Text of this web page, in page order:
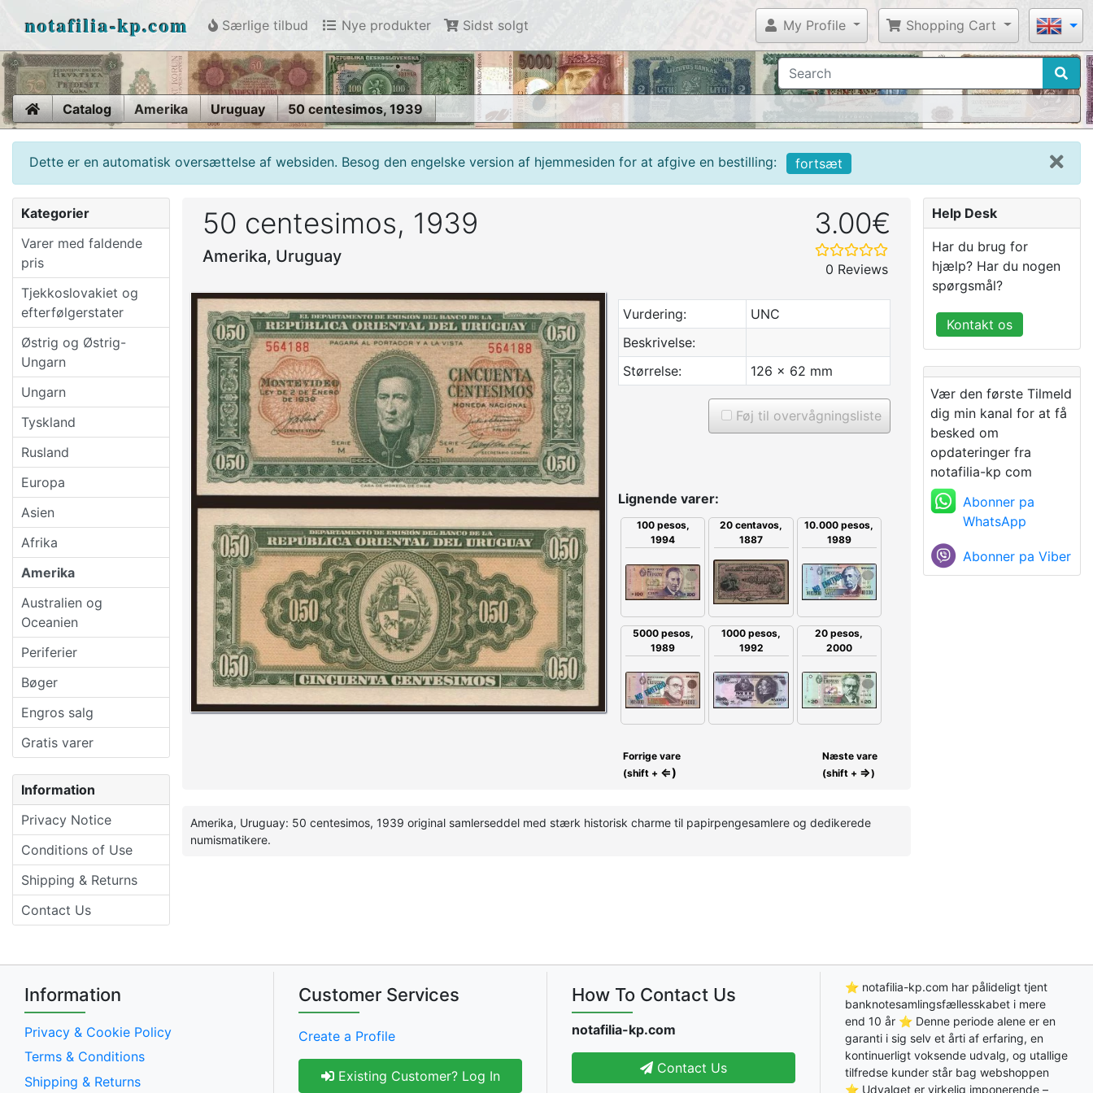
notafilia-kp.com Særlige tilbud Nye produkter Sidst solgt My Profile Shopping Cart
HomeCatalog Amerika Uruguay 50 centesimos, 1939
Dette er en automatisk oversættelse af websiden. Besog den engelske version af hjemmesiden for at afgive en bestilling: fortsæt
Kategorier
Varer med faldende
pris
Tjekkoslovakiet og
efterfølgerstater
Østrig og Østrig-
Ungarn
Ungarn
Tyskland
Rusland
Europa
Asien
Afrika
Amerika
Australien og
Oceanien
Periferier
Bøger
Engros salg
Gratis varer
Information
Privacy Notice
Conditions of Use
Shipping & Returns
Contact Us
50 centesimos, 1939
Amerika, Uruguay
3.00€
0 Reviews
Vurdering:
UNC
Beskrivelse:
Størrelse:
126 x 62 mm
Føj til overvågningsliste
Lignende varer:
100 pesos,
1994
20 centavos,
1887
10.000 pesos,
1989
5000 pesos,
1989
1000 pesos,
1992
20 pesos,
2000
Forrige vare
(shift + ⇐)
Næste vare
(shift + ⇒)
Amerika, Uruguay: 50 centesimos, 1939 original samlerseddel med stærk historisk charme til papirpengesamlere og dedikerede
numismatikere.
Help Desk
Har du brug for
hjælp? Har du nogen
spørgsmål?
Kontakt os
Vær den første Tilmeld
dig min kanal for at få
besked om
opdateringer fra
notafilia-kp com
Abonner pa
WhatsApp
Abonner pa Viber
Information
Privacy & Cookie Policy
Terms & Conditions
Shipping & Returns
Customer Services
Create a Profile
Existing Customer? Log In
How To Contact Us
notafilia-kp.com
Contact Us
⭐ notafilia-kp.com har pålideligt tjent
banknotesamlingsfællesskabet i mere
end 10 år ⭐ Denne periode alene er en
garanti i sig selv et årti af erfaring, en
kontinuerligt voksende udvalg, og utallige
tilfredse kunder står bag webshoppen
⭐ Udvalget er virkelig imponerende –